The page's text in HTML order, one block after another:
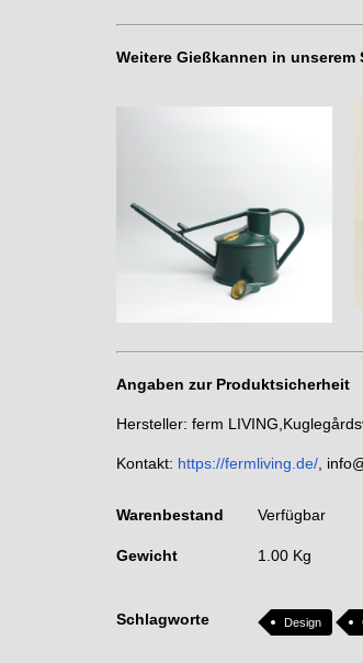
Weitere Gießkannen in unserem
Angaben zur Produktsicherheit
Hersteller: ferm
Kontakt: https://fermliving.de/ ,
Warenbestand Verfügbar
Gewicht 1.00 Kg
Schlagworte Design